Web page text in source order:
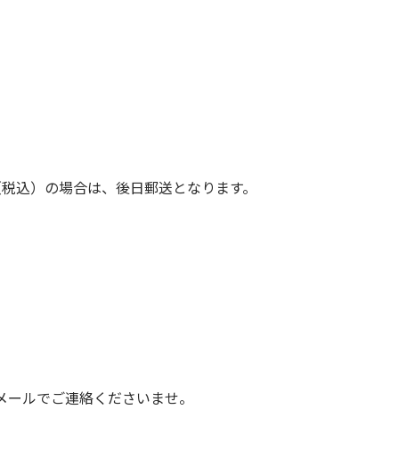
）の場合は、後日郵送となります。
ルでご連絡くださいませ。